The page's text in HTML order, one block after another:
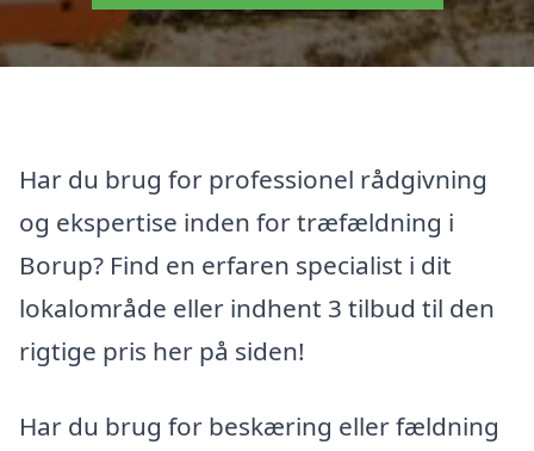
Har du brug for professionel rådgivning
og ekspertise inden for træfældning i
Borup? Find en erfaren specialist i dit
lokalområde eller indhent 3 tilbud til den
rigtige pris her på siden!
Har du brug for beskæring eller fældning